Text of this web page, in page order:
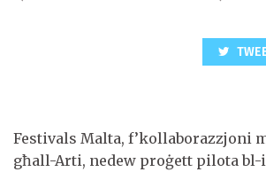
Festivals Malta, f’kollaborazzjoni
għall-Arti, nedew proġett pilota bl-